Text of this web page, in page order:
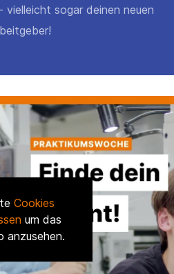
vielleicht sogar deinen neuen
Cookies
um das
anzusehen.